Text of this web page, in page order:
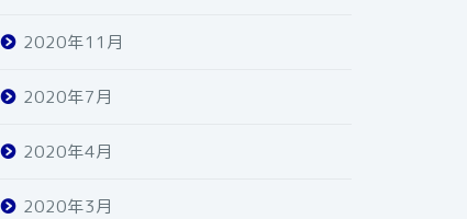
2020年11月
2020年7月
2020年4月
2020年3月